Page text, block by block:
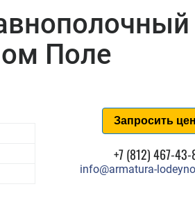
Поле
Запросить
+7 (812) 467-43-
info@armatura-